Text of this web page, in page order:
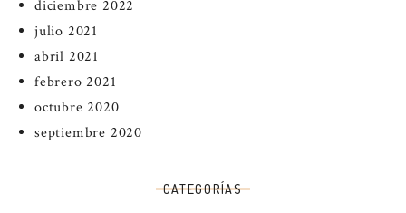
diciembre 2022
julio 2021
abril 2021
febrero 2021
octubre 2020
septiembre 2020
CATEGORÍAS